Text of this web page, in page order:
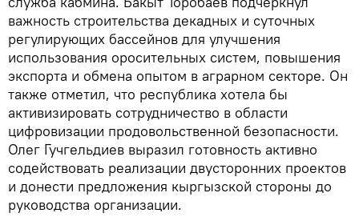
важность строительства декадных и суточных
регулирующих бассейнов для улучшения
использования оросительных систем, повышения
экспорта и обмена опытом в аграрном секторе. Он
также отметил, что республика хотела бы
активизировать сотрудничество в области
цифровизации продовольственной безопасности.
Олег Гучгельдиев выразил готовность активно
содействовать реализации двусторонних проектов
и донести предложения кыргызской стороны до
руководства организации.